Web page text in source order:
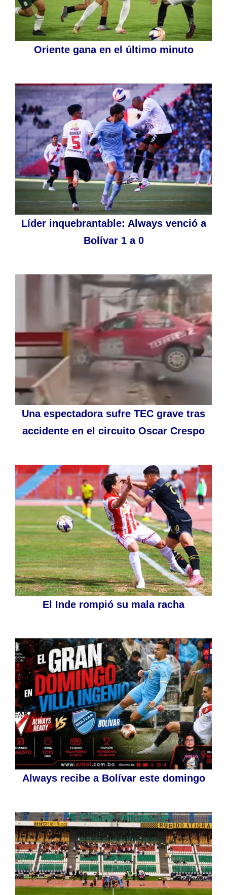
Oriente gana en el último minuto
Líder inquebrantable: Always venció a
Bolívar 1 a 0
Una espectadora sufre TEC grave tras
accidente en el circuito Oscar Crespo
El Inde rompió su mala racha
Always recibe a Bolívar este domingo